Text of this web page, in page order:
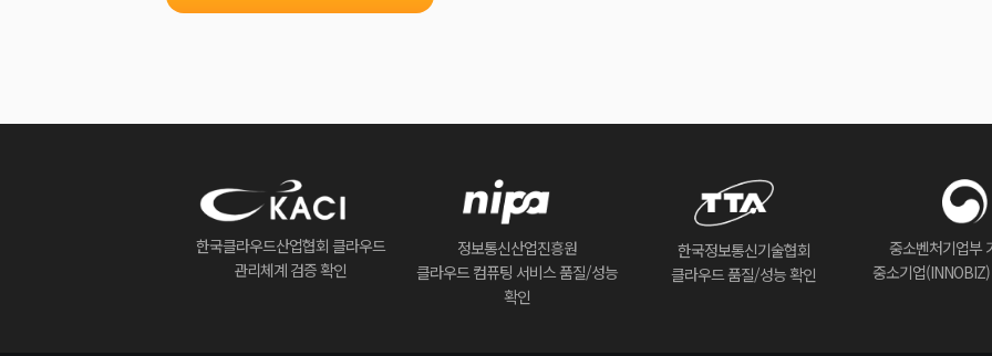
한국클라우드산업협회 클라우드
관리체계 검증 확인
정보통신산업진흥원
클라우드 컴퓨팅 서비스 품질/성능
확인
한국정보통신기술협회
클라우드 품질/성능 확인
중소벤처기업부
중소기업